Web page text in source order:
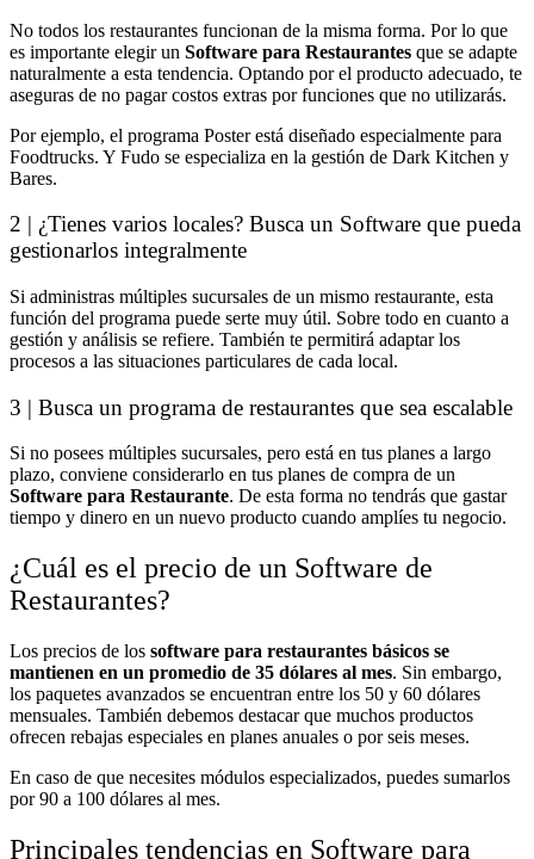
No todos los restaurantes funcionan de la misma forma. Por lo que
es importante elegir un Software para Restaurantes que se adapte
naturalmente a esta tendencia. Optando por el producto adecuado, te
aseguras de no pagar costos extras por funciones que no utilizarás.
Por ejemplo, el programa Poster está diseñado especialmente para
Foodtrucks. Y Fudo se especializa en la gestión de Dark Kitchen y
Bares.
2 | ¿Tienes varios locales? Busca un Software que pueda
gestionarlos integralmente
Si administras múltiples sucursales de un mismo restaurante, esta
función del programa puede serte muy útil. Sobre todo en cuanto a
gestión y análisis se refiere. También te permitirá adaptar los
procesos a las situaciones particulares de cada local.
3 | Busca un programa de restaurantes que sea escalable
Si no posees múltiples sucursales, pero está en tus planes a largo
plazo, conviene considerarlo en tus planes de compra de un
Software para Restaurante. De esta forma no tendrás que gastar
tiempo y dinero en un nuevo producto cuando amplíes tu negocio.
¿Cuál es el precio de un Software de
Restaurantes?
Los precios de los software para restaurantes básicos se
mantienen en un promedio de 35 dólares al mes. Sin embargo,
los paquetes avanzados se encuentran entre los 50 y 60 dólares
mensuales. También debemos destacar que muchos productos
ofrecen rebajas especiales en planes anuales o por seis meses.
En caso de que necesites módulos especializados, puedes sumarlos
por 90 a 100 dólares al mes.
Principales tendencias en Software para